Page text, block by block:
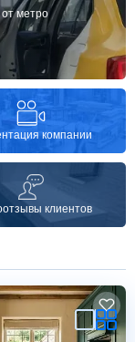
от метро
компании
клиентов